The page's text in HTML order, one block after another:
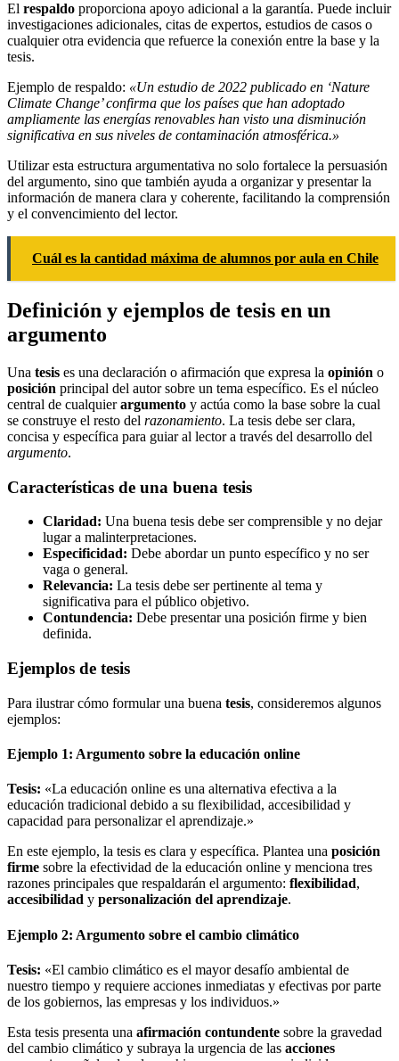
El respaldo proporciona apoyo adicional a la garantía. Puede incluir
investigaciones adicionales, citas de expertos, estudios de casos o
cualquier otra evidencia que refuerce la conexión entre la base y la
tesis.
Ejemplo de respaldo: «Un estudio de 2022 publicado en ‘Nature
Climate Change’ confirma que los países que han adoptado
ampliamente las energías renovables han visto una disminución
significativa en sus niveles de contaminación atmosférica.»
Utilizar esta estructura argumentativa no solo fortalece la persuasión
del argumento, sino que también ayuda a organizar y presentar la
información de manera clara y coherente, facilitando la comprensión
y el convencimiento del lector.
Cuál es la cantidad máxima de alumnos por aula en Chile
Definición y ejemplos de tesis en un
argumento
Una tesis es una declaración o afirmación que expresa la opinión o
posición principal del autor sobre un tema específico. Es el núcleo
central de cualquierargumento y actúa como la base sobre la cual
se construye el resto del razonamiento. La tesis debe ser clara,
concisa y específica para guiar al lector a través del desarrollo del
argumento.
Características de una buena tesis
Claridad: Una buena tesis debe ser comprensible y no dejar
lugar a malinterpretaciones.
Especificidad: Debe abordar un punto específico y no ser
vaga o general.
Relevancia: La tesis debe ser pertinente al tema y
significativa para el público objetivo.
Contundencia: Debe presentar una posición firme y bien
definida.
Ejemplos de tesis
Para ilustrar cómo formular una buena tesis, consideremos algunos
ejemplos:
Ejemplo 1: Argumento sobre la educación online
Tesis: «La educación online es una alternativa efectiva a la
educación tradicional debido a su flexibilidad, accesibilidad y
capacidad para personalizar el aprendizaje.»
En este ejemplo, la tesis es clara y específica. Plantea una posición
firme sobre la efectividad de la educación online y menciona tres
razones principales que respaldarán el argumento: flexibilidad,
accesibilidad y personalización del aprendizaje.
Ejemplo 2: Argumento sobre el cambio climático
Tesis: «El cambio climático es el mayor desafío ambiental de
nuestro tiempo y requiere acciones inmediatas y efectivas por parte
de los gobiernos, las empresas y los individuos.»
Esta tesis presenta una afirmación contundente sobre la gravedad
del cambio climático y subraya la urgencia de las acciones